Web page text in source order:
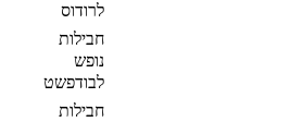
לרודוס
חבילות
נופש
לבודפשט
חבילות